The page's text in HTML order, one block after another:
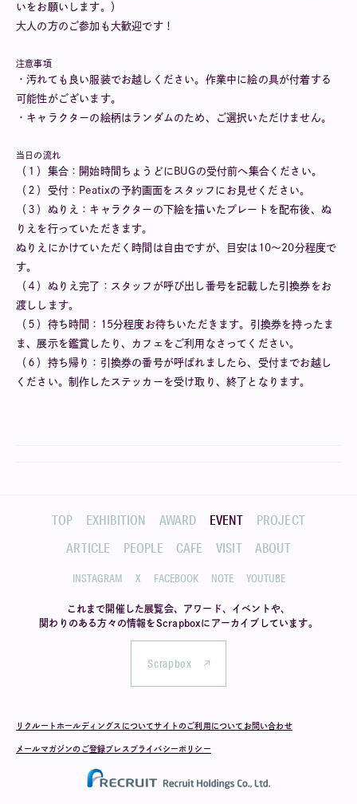
いをお願いします。）
大人の方のご参加も大歓迎です！
注意事項
・汚れても良い服装でお越しください。作業中に絵の具が付着する
可能性がございます。
・キャラクターの絵柄はランダムのため、ご選択いただけません。
当日の流れ
（１）集合：開始時間ちょうどにBUGの受付前へ集合ください。
（２）受付：Peatixの予約画面をスタッフにお見せください。
（３）ぬりえ：キャラクターの下絵を描いたプレートを配布後、ぬ
りえを行っていただきます。
ぬりえにかけていただく時間は自由ですが、目安は10～20分程度で
す。
（４）ぬりえ完了：スタッフが呼び出し番号を記載した引換券をお
渡しします。
（５）待ち時間：15分程度お待ちいただきます。引換券を持ったま
ま、展示を鑑賞したり、カフェをご利用なさってください。
（６）持ち帰り：引換券の番号が呼ばれましたら、受付までお越し
ください。制作したステッカーを受け取り、終了となります。
TOP EXHIBITION AWARD EVENT
PROJECT
ARTICLE
PEOPLE CAFE VISIT ABOUT
INSTAGRAM X FACEBOOK NOTE YOUTUBE
これまで開催した展覧会、アワード、イベントや、
関わりのある方々の情報をScrapboxにアーカイブしています。
Scrapbox
リクルートホールディングスについてサイトのご利用について お問い合わせ
メールマガジンのご登録プレス プライバシーポリシー